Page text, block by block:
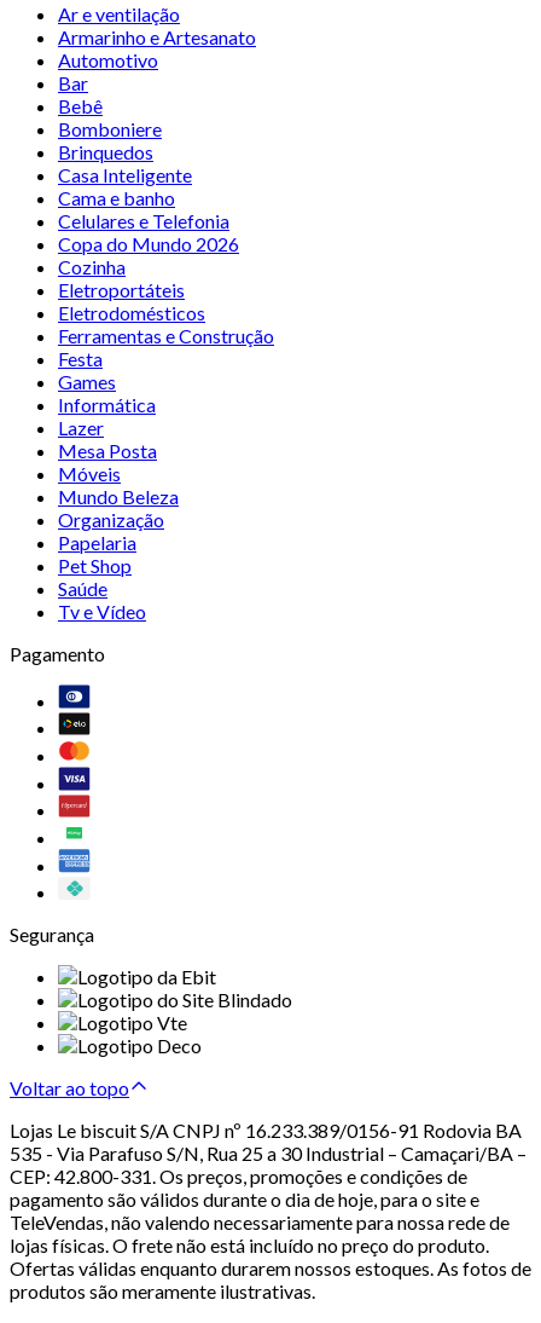
Ar e ventilação
Armarinho e Artesanato
Automotivo
Bar
Bebê
Bomboniere
Brinquedos
Casa Inteligente
Cama e banho
Celulares e Telefonia
Copa do Mundo 2026
Cozinha
Eletroportáteis
Eletrodomésticos
Ferramentas e Construção
Festa
Games
Informática
Lazer
Mesa Posta
Móveis
Mundo Beleza
Organização
Papelaria
Pet Shop
Saúde
Tv e Vídeo
Pagamento
Segurança
Voltar ao topo
Lojas Le biscuit S/A CNPJ nº 16.233.389/0156-91 Rodovia BA
535 - Via Parafuso S/N, Rua 25 a 30 Industrial – Camaçari/BA –
CEP: 42.800-331. Os preços, promoções e condições de
pagamento são válidos durante o dia de hoje, para o site e
TeleVendas, não valendo necessariamente para nossa rede de
lojas físicas. O frete não está incluído no preço do produto.
Ofertas válidas enquanto durarem nossos estoques. As fotos de
produtos são meramente ilustrativas.